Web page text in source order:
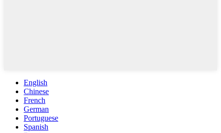
English
Chinese
French
German
Portuguese
Spanish